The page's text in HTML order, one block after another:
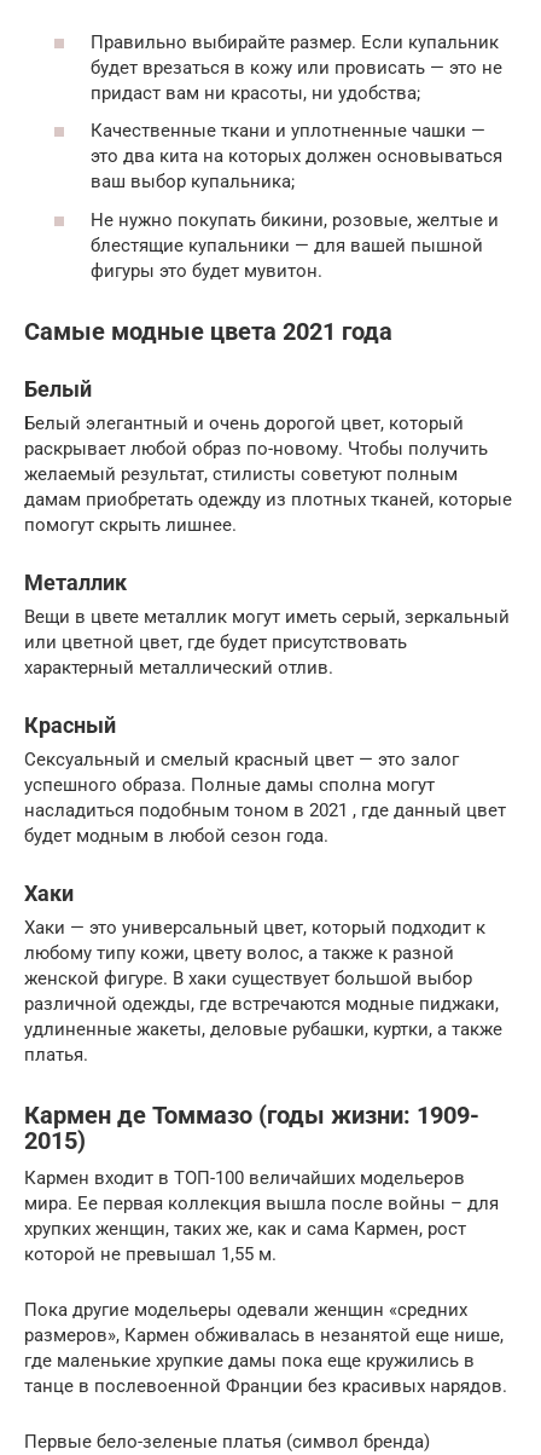
Правильно выбирайте размер. Если купальник
будет врезаться в кожу или провисать — это не
придаст вам ни красоты, ни удобства;
Качественные ткани и уплотненные чашки —
это два кита на которых должен основываться
ваш выбор купальника;
Не нужно покупать бикини, розовые, желтые и
блестящие купальники — для вашей пышной
фигуры это будет мувитон.
Самые модные цвета 2021 года
Белый
Белый элегантный и очень дорогой цвет, который
раскрывает любой образ по-новому. Чтобы получить
желаемый результат, стилисты советуют полным
дамам приобретать одежду из плотных тканей, которые
помогут скрыть лишнее.
Металлик
Вещи в цвете металлик могут иметь серый, зеркальный
или цветной цвет, где будет присутствовать
характерный металлический отлив.
Красный
Сексуальный и смелый красный цвет — это залог
успешного образа. Полные дамы сполна могут
насладиться подобным тоном в 2021 , где данный цвет
будет модным в любой сезон года.
Хаки
Хаки — это универсальный цвет, который подходит к
любому типу кожи, цвету волос, а также к разной
женской фигуре. В хаки существует большой выбор
различной одежды, где встречаются модные пиджаки,
удлиненные жакеты, деловые рубашки, куртки, а также
платья.
Кармен де Томмазо (годы жизни: 1909-
2015)
Кармен входит в ТОП-100 величайших модельеров
мира. Ее первая коллекция вышла после войны – для
хрупких женщин, таких же, как и сама Кармен, рост
которой не превышал 1,55 м.
Пока другие модельеры одевали женщин «средних
размеров», Кармен обживалась в незанятой еще нише,
где маленькие хрупкие дамы пока еще кружились в
танце в послевоенной Франции без красивых нарядов.
Первые бело-зеленые платья (символ бренда)